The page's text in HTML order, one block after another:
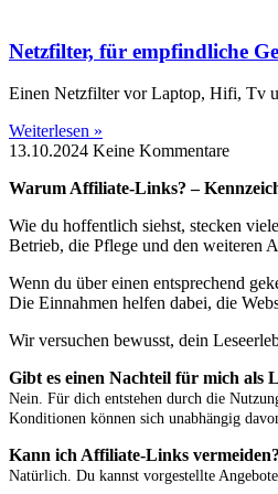
Netzfilter, für empfindliche
Einen Netzfilter vor Laptop, Hifi, Tv
Weiterlesen »
13.10.2024 Keine Kommentare
Warum Affiliate-Links? –
Wie du hoffentlich siehst, stecken
Betrieb, die Pflege und den weiteren
Wenn du über einen entsprechend
Die Einnahmen helfen dabei, die
Wir versuchen bewusst, dein
Gibt es einen Nachteil für mich als
Nein. Für dich entstehen durch die
Konditionen können sich unabhängig
Kann ich Affiliate-Links vermeiden?
Natürlich. Du kannst vorgestellte